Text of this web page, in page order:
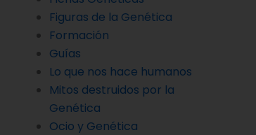
Figuras de la Genética
Formación
Guías
Lo que nos hace humanos
Mitos destruidos por la
Genética
Ocio y Genética